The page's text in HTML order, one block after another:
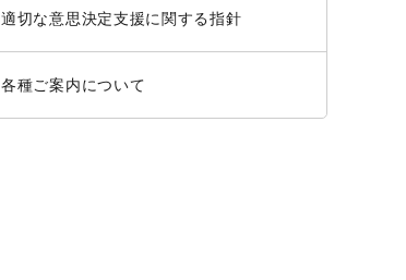
適切な意思決定支援に関する指針
各種ご案内について